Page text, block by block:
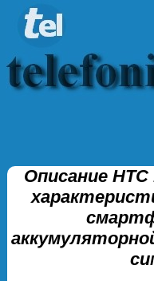
Описание